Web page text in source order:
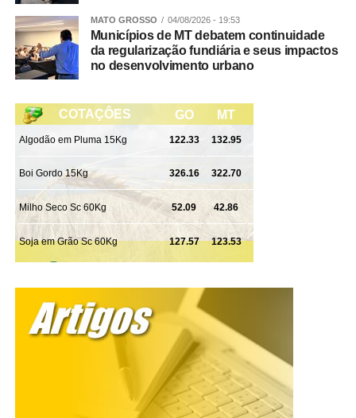
MATO GROSSO 04/08/2026 - 19:53
Municípios de MT debatem continuidade
da regularização fundiária e seus impactos
no desenvolvimento urbano